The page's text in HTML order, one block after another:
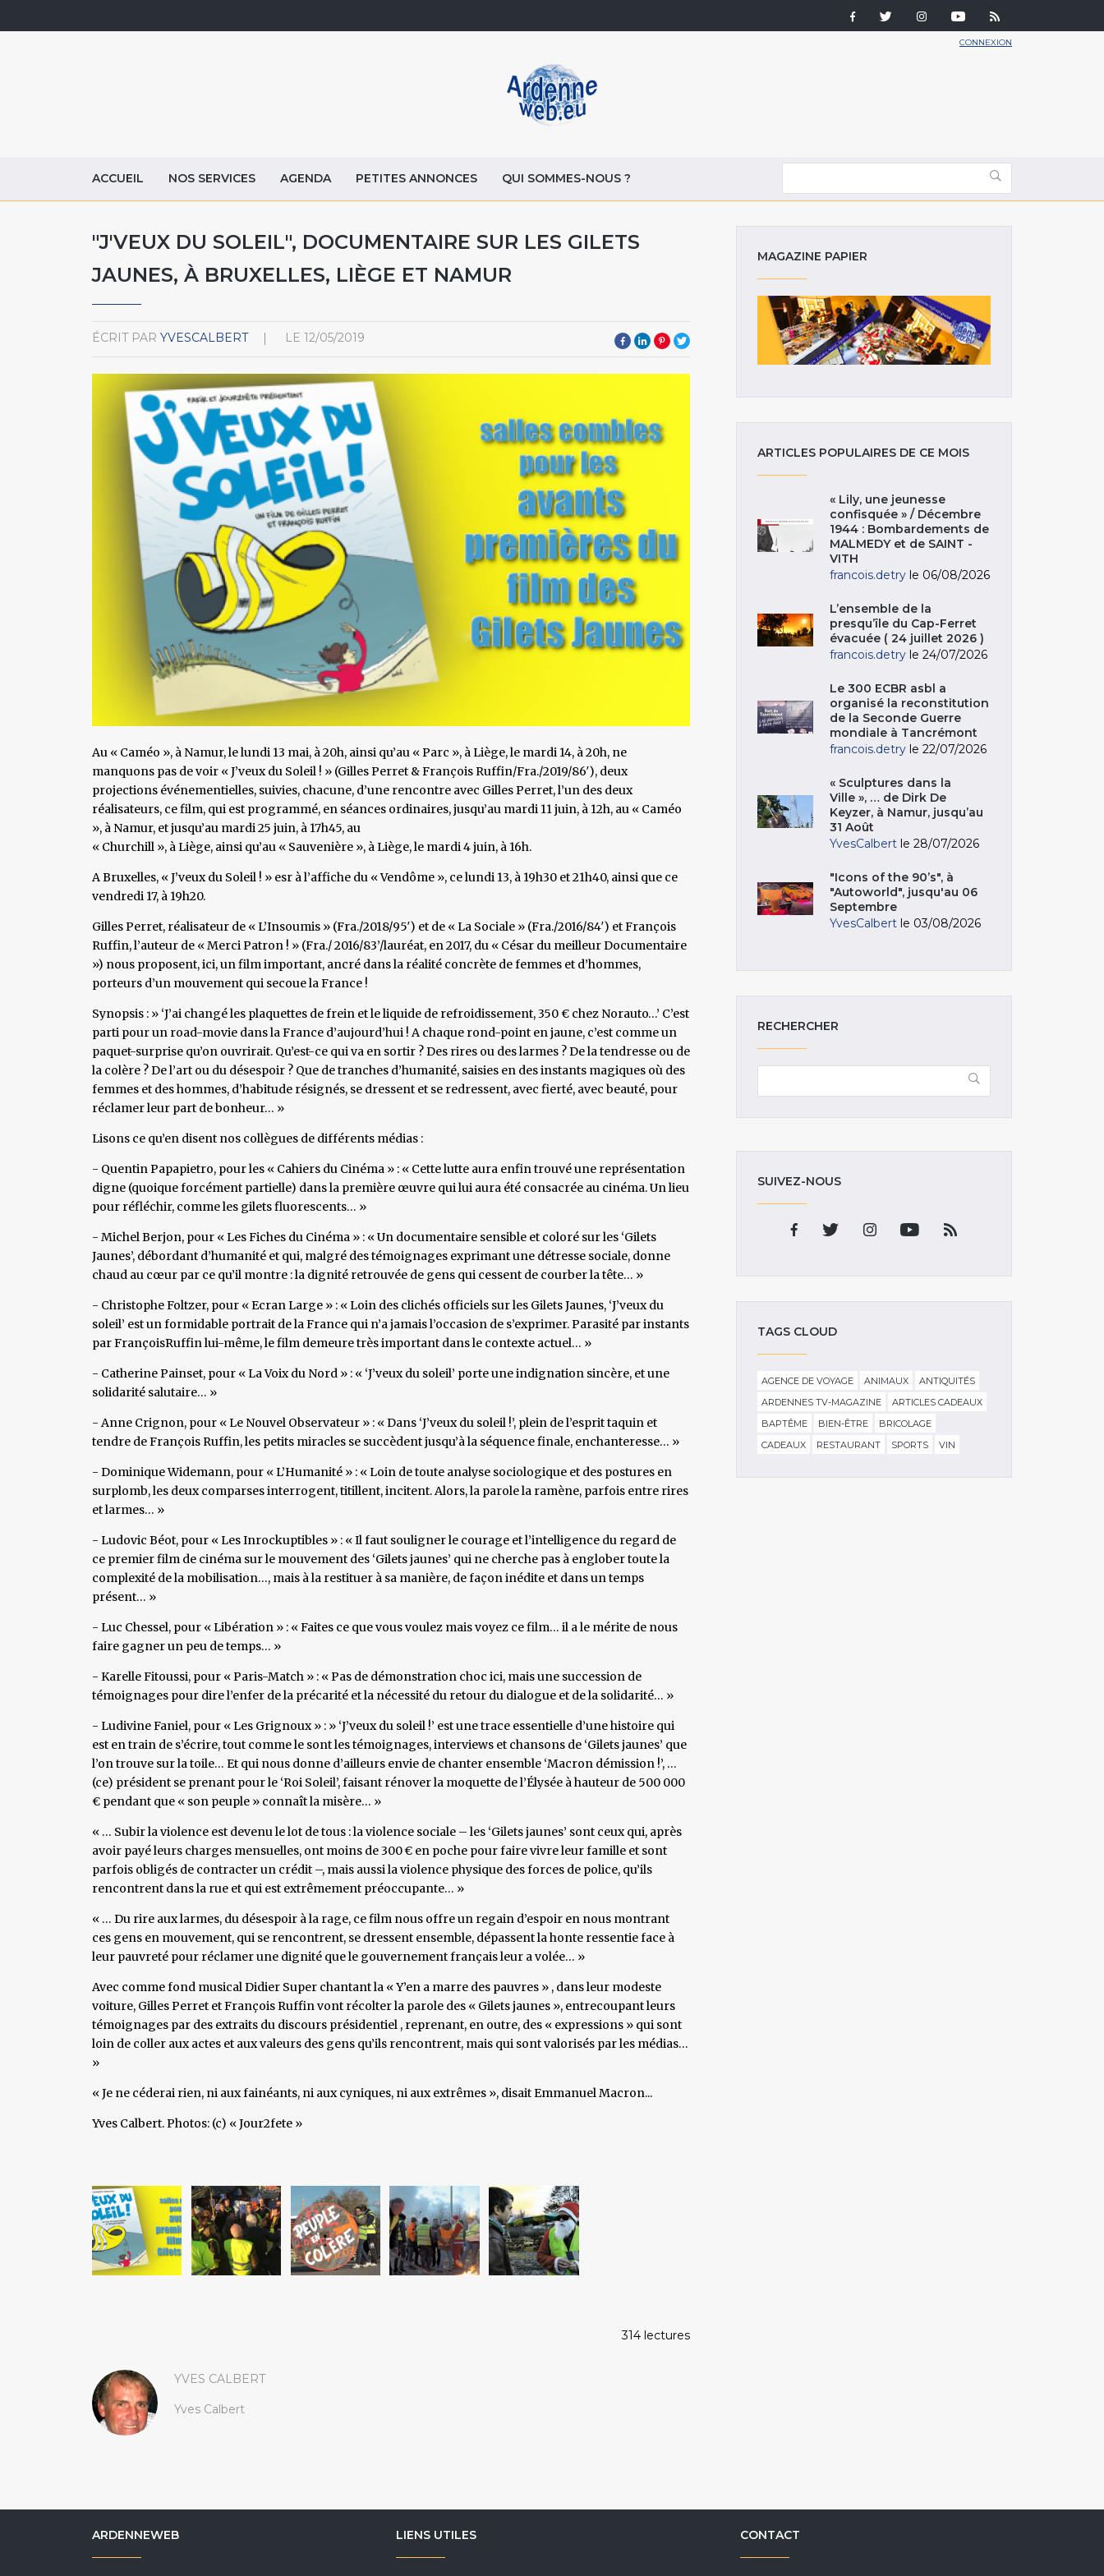
CONNEXION
ACCUEIL NOS SERVICES AGENDA PETITES ANNONCES QUI SOMMES-NOUS ?
"J'VEUX DU SOLEIL", DOCUMENTAIRE SUR LES GILETS
JAUNES, À BRUXELLES, LIÈGE ET NAMUR
ÉCRIT PAR YVESCALBERT LE 12/05/2019
Au « Caméo », à Namur, le lundi 13 mai, à 20h, ainsi qu’au « Parc », à Liège, le mardi 14, à 20h, ne
manquons pas de voir « J’veux du Soleil ! » (Gilles Perret & François Ruffin/Fra./2019/86′), deux
projections événementielles, suivies, chacune, d’une rencontre avec Gilles Perret, l’un des deux
réalisateurs, ce film, qui est programmé, en séances ordinaires, jusqu’au mardi 11 juin, à 12h, au « Caméo
», à Namur, et jusqu’au mardi 25 juin, à 17h45, au
« Churchill », à Liège, ainsi qu’au « Sauvenière », à Liège, le mardi 4 juin, à 16h.
A Bruxelles, « J’veux du Soleil ! » esr à l’affiche du « Vendôme », ce lundi 13, à 19h30 et 21h40, ainsi que ce
vendredi 17, à 19h20.
Gilles Perret, réalisateur de « L’Insoumis » (Fra./2018/95′) et de « La Sociale » (Fra./2016/84′) et François
Ruffin, l’auteur de « Merci Patron ! » (Fra./ 2016/83’/lauréat, en 2017, du « César du meilleur Documentaire
») nous proposent, ici, un film important, ancré dans la réalité concrète de femmes et d’hommes,
porteurs d’un mouvement qui secoue la France !
Synopsis : » ‘J’ai changé les plaquettes de frein et le liquide de refroidissement, 350 € chez Norauto…’ C’est
parti pour un road-movie dans la France d’aujourd’hui ! A chaque rond-point en jaune, c’est comme un
paquet-surprise qu’on ouvrirait. Qu’est-ce qui va en sortir ? Des rires ou des larmes ? De la tendresse ou de
la colère ? De l’art ou du désespoir ? Que de tranches d’humanité, saisies en des instants magiques où des
femmes et des hommes, d’habitude résignés, se dressent et se redressent, avec fierté, avec beauté, pour
réclamer leur part de bonheur… »
Lisons ce qu’en disent nos collègues de différents médias :
- Quentin Papapietro, pour les « Cahiers du Cinéma » : « Cette lutte aura enfin trouvé une représentation
digne (quoique forcément partielle) dans la première œuvre qui lui aura été consacrée au cinéma. Un lieu
pour réfléchir, comme les gilets fluorescents… »
- Michel Berjon, pour « Les Fiches du Cinéma » : « Un documentaire sensible et coloré sur les ‘Gilets
Jaunes’, débordant d’humanité et qui, malgré des témoignages exprimant une détresse sociale, donne
chaud au cœur par ce qu’il montre : la dignité retrouvée de gens qui cessent de courber la tête… »
- Christophe Foltzer, pour « Ecran Large » : « Loin des clichés officiels sur les Gilets Jaunes, ‘J’veux du
soleil’ est un formidable portrait de la France qui n’a jamais l’occasion de s’exprimer. Parasité par instants
par FrançoisRuffin lui-même, le film demeure très important dans le contexte actuel… »
- Catherine Painset, pour « La Voix du Nord » : « ‘J’veux du soleil’ porte une indignation sincère, et une
solidarité salutaire… »
- Anne Crignon, pour « Le Nouvel Observateur » : « Dans ‘J’veux du soleil !’, plein de l’esprit taquin et
tendre de François Ruffin, les petits miracles se succèdent jusqu’à la séquence finale, enchanteresse… »
- Dominique Widemann, pour « L’Humanité » : « Loin de toute analyse sociologique et des postures en
surplomb, les deux comparses interrogent, titillent, incitent. Alors, la parole la ramène, parfois entre rires
et larmes… »
- Ludovic Béot, pour « Les Inrockuptibles » : « Il faut souligner le courage et l’intelligence du regard de
ce premier film de cinéma sur le mouvement des ‘Gilets jaunes’ qui ne cherche pas à englober toute la
complexité de la mobilisation…, mais à la restituer à sa manière, de façon inédite et dans un temps
présent… »
- Luc Chessel, pour « Libération » : « Faites ce que vous voulez mais voyez ce film… il a le mérite de nous
faire gagner un peu de temps… »
- Karelle Fitoussi, pour « Paris-Match » : « Pas de démonstration choc ici, mais une succession de
témoignages pour dire l’enfer de la précarité et la nécessité du retour du dialogue et de la solidarité… »
- Ludivine Faniel, pour « Les Grignoux » : » ‘J’veux du soleil !’ est une trace essentielle d’une histoire qui
est en train de s’écrire, tout comme le sont les témoignages, interviews et chansons de ‘Gilets jaunes’ que
l’on trouve sur la toile… Et qui nous donne d’ailleurs envie de chanter ensemble ‘Macron démission !’, …
(ce) président se prenant pour le ‘Roi Soleil’, faisant rénover la moquette de l’Élysée à hauteur de 500 000
€ pendant que « son peuple » connaît la misère… »
« … Subir la violence est devenu le lot de tous : la violence sociale – les ‘Gilets jaunes’ sont ceux qui, après
avoir payé leurs charges mensuelles, ont moins de 300 € en poche pour faire vivre leur famille et sont
parfois obligés de contracter un crédit –, mais aussi la violence physique des forces de police, qu’ils
rencontrent dans la rue et qui est extrêmement préoccupante… »
« … Du rire aux larmes, du désespoir à la rage, ce film nous offre un regain d’espoir en nous montrant
ces gens en mouvement, qui se rencontrent, se dressent ensemble, dépassent la honte ressentie face à
leur pauvreté pour réclamer une dignité que le gouvernement français leur a volée… »
Avec comme fond musical Didier Super chantant la « Y’en a marre des pauvres » , dans leur modeste
voiture, Gilles Perret et François Ruffin vont récolter la parole des « Gilets jaunes », entrecoupant leurs
témoignages par des extraits du discours présidentiel , reprenant, en outre, des « expressions » qui sont
loin de coller aux actes et aux valeurs des gens qu’ils rencontrent, mais qui sont valorisés par les médias…
»
« Je ne céderai rien, ni aux fainéants, ni aux cyniques, ni aux extrêmes », disait Emmanuel Macron...
Yves Calbert. Photos: (c) « Jour2fete »
314 lectures
YVES CALBERT
Yves Calbert
MAGAZINE PAPIER
ARTICLES POPULAIRES DE CE MOIS
« Lily, une jeunesse
confisquée » / Décembre
1944 : Bombardements de
MALMEDY et de SAINT -
VITH
francois.detry le 06/08/2026
L’ensemble de la
presqu’île du Cap-Ferret
évacuée ( 24 juillet 2026 )
francois.detry le 24/07/2026
Le 300 ECBR asbl a
organisé la reconstitution
de la Seconde Guerre
mondiale à Tancrémont
francois.detry le 22/07/2026
« Sculptures dans la
Ville », … de Dirk De
Keyzer, à Namur, jusqu’au
31 Août
YvesCalbert le 28/07/2026
"Icons of the 90’s", à
"Autoworld", jusqu'au 06
Septembre
YvesCalbert le 03/08/2026
RECHERCHER
SUIVEZ-NOUS
TAGS CLOUD
AGENCE DE VOYAGE ANIMAUX
ANTIQUITÉS
ARDENNES TV-MAGAZINE
ARTICLES CADEAUX
BAPTÊME
BIEN-ÊTRE
BRICOLAGE
CADEAUX
RESTAURANT SPORTS VIN
ARDENNEWEB LIENS UTILES CONTACT